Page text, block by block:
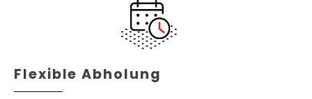
Flexible Abholung